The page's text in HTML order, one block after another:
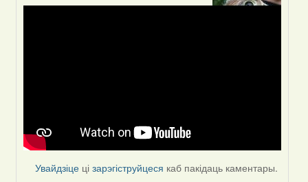
Увайдзіце цізарэгіструйцеся каб пакідаць каментары.